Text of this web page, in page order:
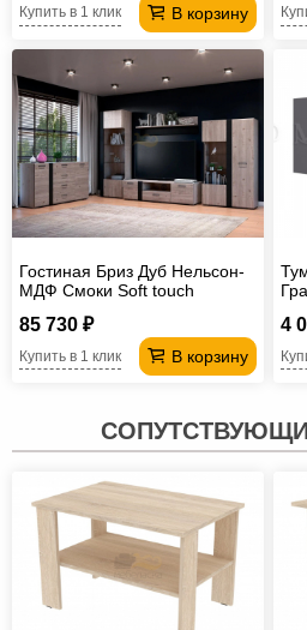
В корзину
Купить в 1 клик
Гостиная Бриз Дуб Нельсон-
МДФ Смоки Soft touch
85 730 ₽
В корзину
Купить в 1 клик
4